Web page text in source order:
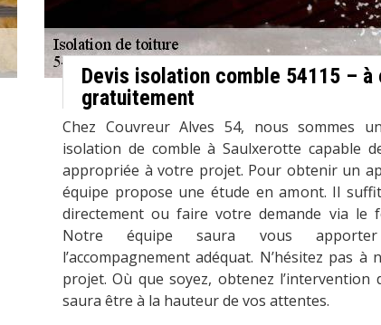
Devis isolation comble 54115 – à
gratuitement
Chez Couvreur Alves 54, nous sommes
isolation de comble à Saulxerotte capable
appropriée à votre projet. Pour obtenir un
équipe propose une étude en amont. Il
directement ou faire votre demande via le
Notre équipe saura vous apporter
l’accompagnement adéquat. N’hésitez pas
projet. Où que soyez, obtenez l’intervention
saura être à la hauteur de vos attentes.